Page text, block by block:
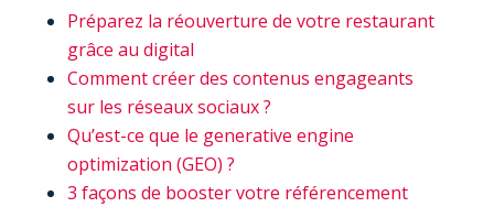
Préparez la réouverture de votre restaurant
grâce au digital
Comment créer des contenus engageants
sur les réseaux sociaux ?
Qu’est-ce que le generative engine
optimization (GEO) ?
3 façons de booster votre référencement